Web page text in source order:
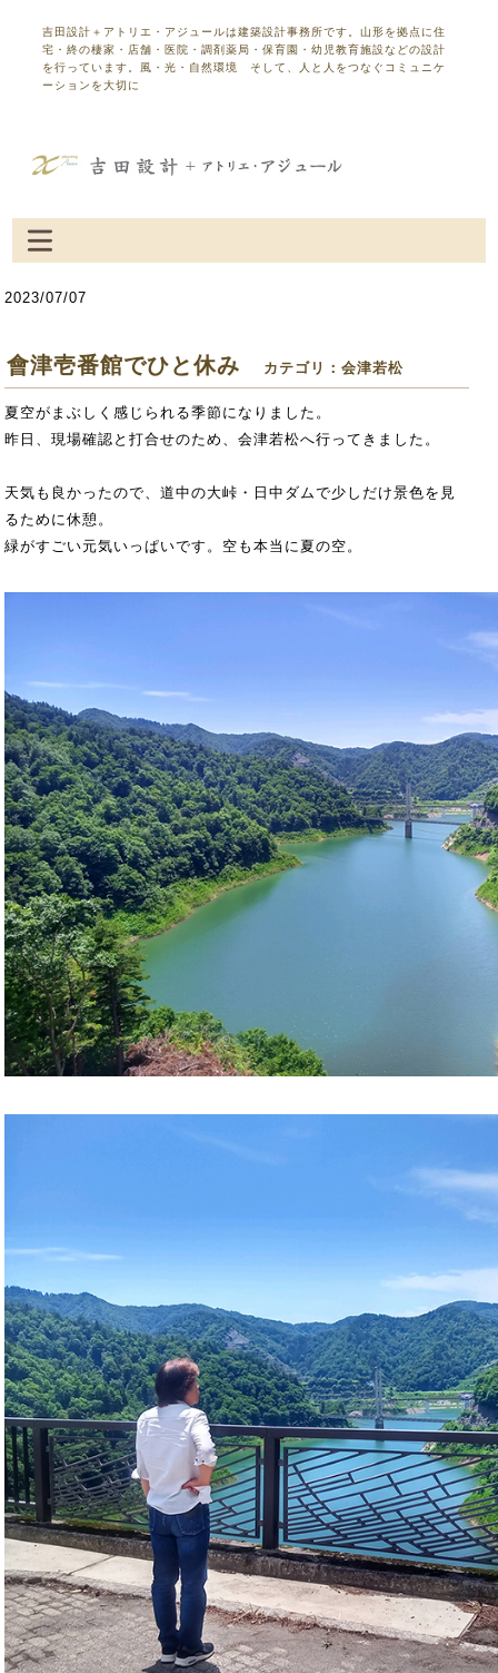
吉田設計＋アトリエ・アジュールは建築設計事務所です。山形を拠点に住
宅・終の棲家・店舗・医院・調剤薬局・保育園・幼児教育施設などの設計
を行っています。風・光・自然環境 そして、人と人をつなぐコミュニケ
ーションを大切に
2023/07/07
會津壱番館でひと休み カテゴリ：会津若松
夏空がまぶしく感じられる季節になりました。
昨日、現場確認と打合せのため、会津若松へ行ってきました。
天気も良かったので、道中の大峠・日中ダムで少しだけ景色を見
るために休憩。
緑がすごい元気いっぱいです。空も本当に夏の空。